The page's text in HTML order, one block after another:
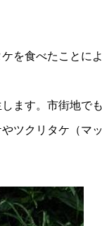
食べたことに
ます。市街地で
ツクリタケ（マ